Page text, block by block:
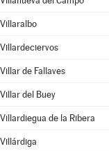
Villaralbo
Villardeciervos
Villar de Fallaves
Villar del Buey
Villardiegua de la Ribera
Villárdiga